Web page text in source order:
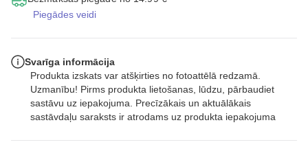
Piegādes veidi
Svarīga informācija
Produkta izskats var atšķirties no fotoattēlā redzamā.
Uzmanību! Pirms produkta lietošanas, lūdzu, pārbaudiet
sastāvu uz iepakojuma. Precīzākais un aktuālākais
sastāvdaļu saraksts ir atrodams uz produkta iepakojuma